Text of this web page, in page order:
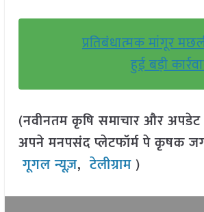
प्रतिबंधात्मक मांगूर
हुई बड़ी
(नवीनतम कृषि समाचार और
अपने मनपसंद प्लेटफॉर्म पे कृषक
गूगल न्यूज़,टेलीग्राम )